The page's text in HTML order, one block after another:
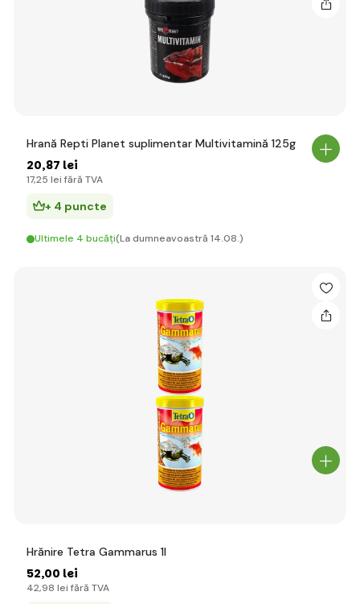
Hrană Repti Planet suplimentar Multivitamină 125g
20,87 lei
17,25 lei fără TVA
+ 4 puncte
Ultimele 4 bucăți(La dumneavoastră 14.08.)
Hrănire Tetra Gammarus 1l
52,00 lei
42,98 lei fără TVA